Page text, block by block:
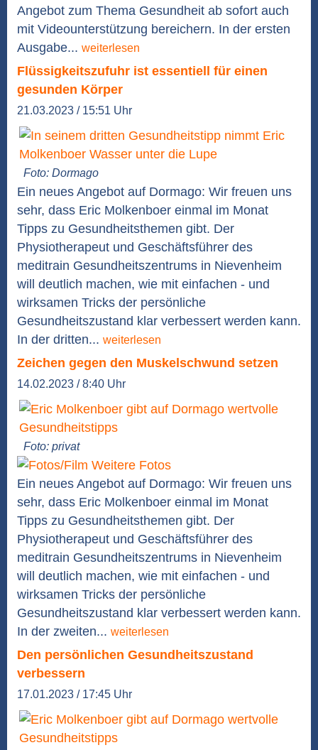
Angebot zum Thema Gesundheit ab sofort auch
mit Videounterstützung bereichern. In der ersten
Ausgabe... weiterlesen
Flüssigkeitszufuhr ist essentiell für einen
gesunden Körper
21.03.2023 / 15:51 Uhr
Foto: Dormago
Ein neues Angebot auf Dormago: Wir freuen uns
sehr, dass Eric Molkenboer einmal im Monat
Tipps zu Gesundheitsthemen gibt. Der
Physiotherapeut und Geschäftsführer des
meditrain Gesundheitszentrums in Nievenheim
will deutlich machen, wie mit einfachen - und
wirksamen Tricks der persönliche
Gesundheitszustand klar verbessert werden kann.
In der dritten... weiterlesen
Zeichen gegen den Muskelschwund setzen
14.02.2023 / 8:40 Uhr
Foto: privat
Weitere Fotos
Ein neues Angebot auf Dormago: Wir freuen uns
sehr, dass Eric Molkenboer einmal im Monat
Tipps zu Gesundheitsthemen gibt. Der
Physiotherapeut und Geschäftsführer des
meditrain Gesundheitszentrums in Nievenheim
will deutlich machen, wie mit einfachen - und
wirksamen Tricks der persönliche
Gesundheitszustand klar verbessert werden kann.
In der zweiten... weiterlesen
Den persönlichen Gesundheitszustand
verbessern
17.01.2023 / 17:45 Uhr